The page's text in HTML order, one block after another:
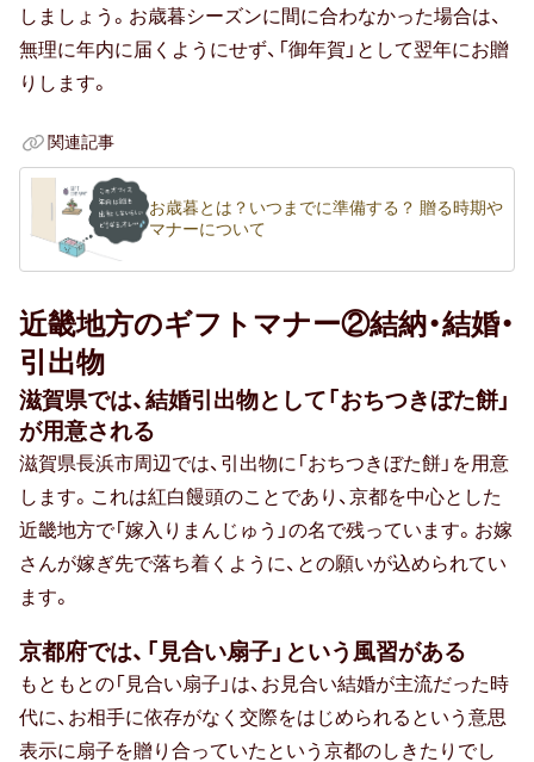
お中元
お年賀
敬老の日
ひな祭り
こどもの日
孫の日
ギフトマナー
相場・予算
しましょう。お歳暮シーズンに間に合わなかった場合は、
無理に年内に届くようにせず、「御年賀」として翌年にお贈
りします。
関連記事
お歳暮とは？いつまでに準備する？ 贈る時期や
マナーについて
近畿地方のギフトマナー②結納・結婚・
引出物
滋賀県では、結婚引出物として「おちつきぼた餅」
が用意される
滋賀県長浜市周辺では、引出物に「おちつきぼた餅」を用意
します。これは紅白饅頭のことであり、京都を中心とした
近畿地方で「嫁入りまんじゅう」の名で残っています。お嫁
さんが嫁ぎ先で落ち着くように、との願いが込められてい
ます。
京都府では、「見合い扇子」という風習がある
もともとの「見合い扇子」は、お見合い結婚が主流だった時
代に、お相手に依存がなく交際をはじめられるという意思
表示に扇子を贈り合っていたという京都のしきたりでし